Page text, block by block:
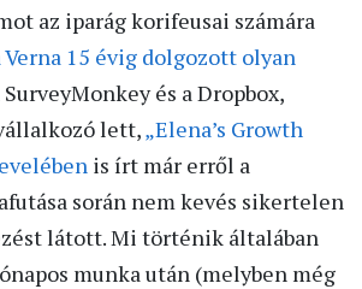
az iparág korifeusai számára
Verna 15 évig dolgozott olyan
és a Dropbox,
lett,„Elena’s Growth
is írt már erről a
során nem kevés sikertelen
látott. Mi történik általában
munka után (melyben még